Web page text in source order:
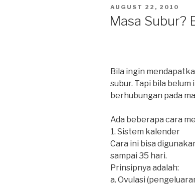
POSTED
AUGUST 22, 2010
Masa Subur?
Bila ingin
subur. Tapi bila
berhubungan pada
Ada beberapa cara
1. Sistem kalender
Cara ini bisa
sampai 35 hari.
Prinsipnya adalah:
a. Ovulasi